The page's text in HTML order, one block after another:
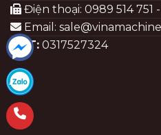
Điện thoại: 0989 514 751
Email:
MST: 0317527324